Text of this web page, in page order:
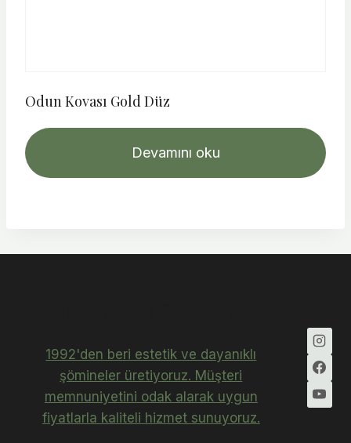
Odun Kovası Gold Düz
Devamını oku
1992'den beri estetik ve dayanıklı
şömineler üretiyoruz. Müşteri
memnuniyetini odak alarak uygun
fiyatlarla kaliteli hizmet sunuyoruz.